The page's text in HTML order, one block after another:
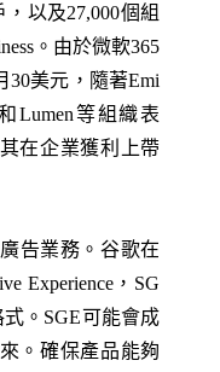
以及27,000個組
。由於微軟365
30美元，隨著Emi
Lumen等組織表
在企業獲利上帶
告業務。谷歌在
Experience，SG
。SGE可能會成
。確保產品能夠